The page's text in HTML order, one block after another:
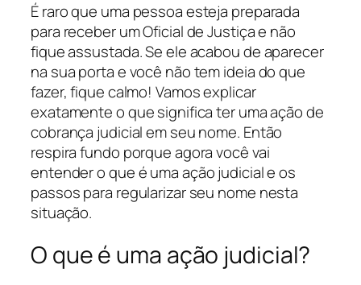
É raro que uma pessoa esteja preparada
para receber um Oficial de Justiça e não
fique assustada. Se ele acabou de aparecer
na sua porta e você não tem ideia do que
fazer, fique calmo! Vamos explicar
exatamente o que significa ter uma ação de
cobrança judicial em seu nome. Então
respira fundo porque agora você vai
entender o que é uma ação judicial e os
passos para regularizar seu nome nesta
situação.
O que é uma ação judicial?